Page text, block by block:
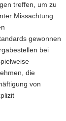
treffen, um zu
Missachtung
gewonnen
bei
die
von